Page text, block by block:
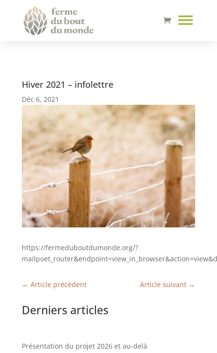
Hiver 2021 – infolettre
Déc 6, 2021
https://fermeduboutdumonde.org/?
← Article précédent Article suivant →
Derniers articles
Présentation du projet 2026 et au-delà